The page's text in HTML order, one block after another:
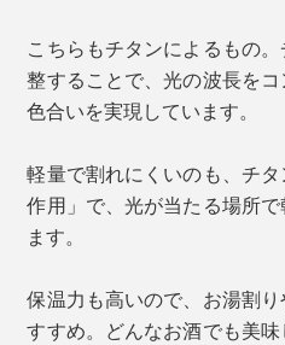
こちらもチタンによるもの
整することで、光の波長を
色合いを実現しています。
軽量で割れにくいのも、チ
作用」で、光が当たる場所
ます。
保温力も高いので、お湯割
すすめ。どんなお酒でも美